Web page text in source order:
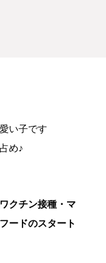
い子です
め♪
クチン接種・マ
ードのスタート